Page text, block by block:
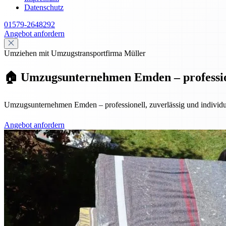
Datenschutz
01579-2648292
Angebot anfordern
Umziehen mit Umzugstransportfirma Müller
🏠 Umzugsunternehmen Emden –
Umzugsunternehmen Emden – professionell, zuverlässig und
Angebot anfordern